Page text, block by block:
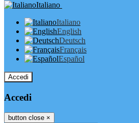
Italiano
Italiano
English
Deutsch
Français
Español
Accedi
Accedi
button close ×